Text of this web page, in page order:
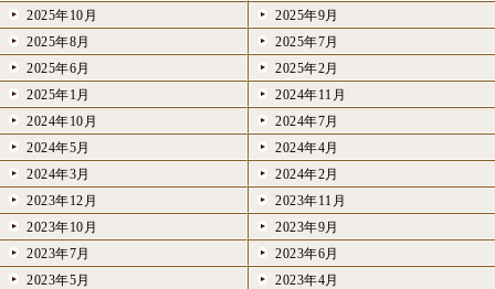
2025年10月
2025年9月
2025年8月
2025年7月
2025年6月
2025年2月
2025年1月
2024年11月
2024年10月
2024年7月
2024年5月
2024年4月
2024年3月
2024年2月
2023年12月
2023年11月
2023年10月
2023年9月
2023年7月
2023年6月
2023年5月
2023年4月